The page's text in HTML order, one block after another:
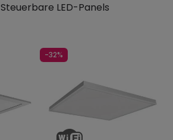
Steuerbare LED-Panels
-32%